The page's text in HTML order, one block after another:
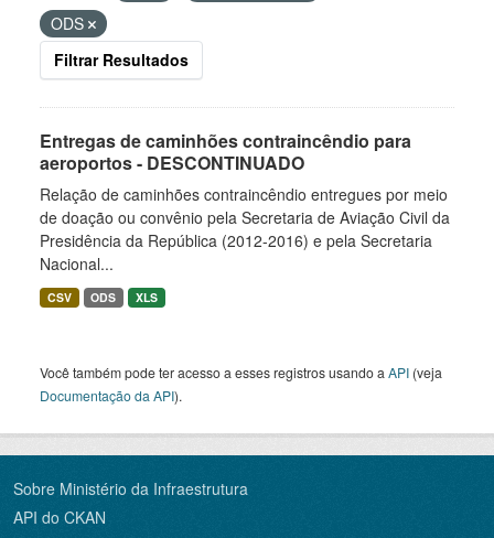
ODS
Filtrar Resultados
Entregas de caminhões contraincêndio para
aeroportos - DESCONTINUADO
Relação de caminhões contraincêndio entregues por meio
de doação ou convênio pela Secretaria de Aviação Civil da
Presidência da República (2012-2016) e pela Secretaria
Nacional...
CSV ODS XLS
Você também pode ter acesso a esses registros usando a API (veja
Documentação da API).
Sobre Ministério da Infraestrutura
API do CKAN